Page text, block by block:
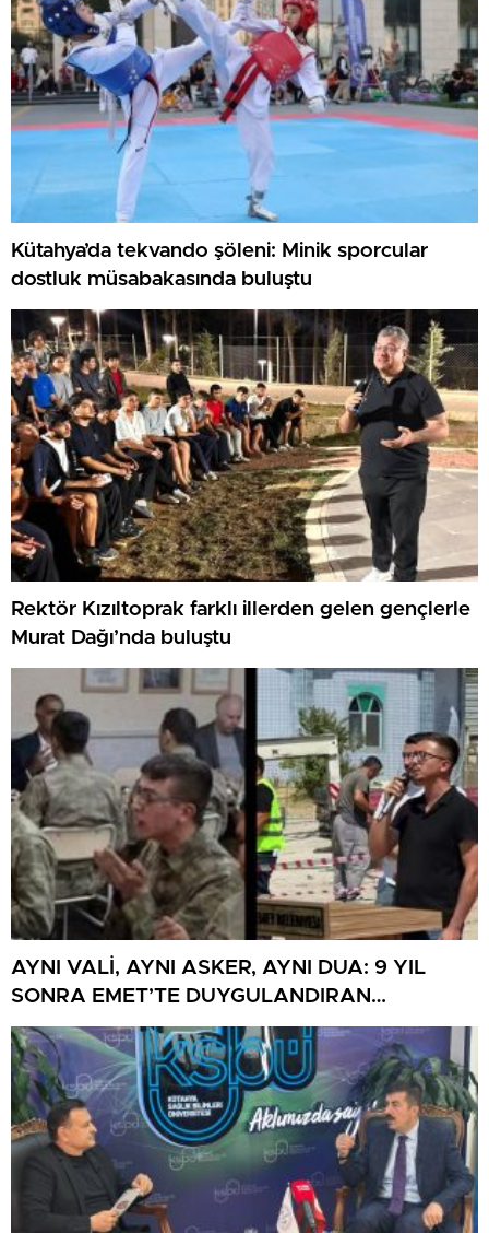
Kütahya’da tekvando şöleni: Minik sporcular
dostluk müsabakasında buluştu
Rektör Kızıltoprak farklı illerden gelen gençlerle
Murat Dağı’nda buluştu
AYNI VALİ, AYNI ASKER, AYNI DUA: 9 YIL
SONRA EMET’TE DUYGULANDIRAN
BULUŞMA